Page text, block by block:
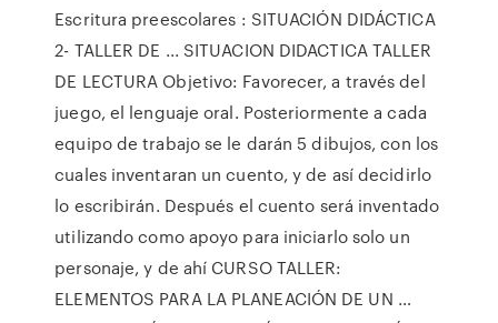
Escritura preescolares : SITUACIÓN DIDÁCTICA
2- TALLER DE ... SITUACION DIDACTICA TALLER
DE LECTURA Objetivo: Favorecer, a través del
juego, el lenguaje oral. Posteriormente a cada
equipo de trabajo se le darán 5 dibujos, con los
cuales inventaran un cuento, y de así decidirlo
lo escribirán. Después el cuento será inventado
utilizando como apoyo para iniciarlo solo un
personaje, y de ahí CURSO TALLER:
ELEMENTOS PARA LA PLANEACIÓN DE UN …